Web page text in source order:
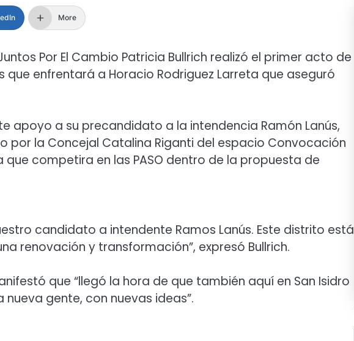
More
Por El Cambio Patricia Bullrich realizó el primer acto de
enfrentará a Horacio Rodriguez Larreta que aseguró
apoyo a su precandidato a la intendencia Ramón Lanús,
por la Concejal Catalina Riganti del espacio Convocación
que competira en las PASO dentro de la propuesta de
candidato a intendente Ramos Lanús. Este distrito está
renovación y transformación”, expresó Bullrich.
que “llegó la hora de que también aquí en San Isidro
gente, con nuevas ideas”.